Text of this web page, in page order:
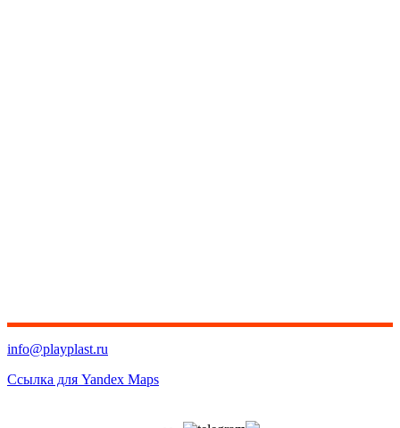
info@playplast.ru
Ссылка для Yandex Maps